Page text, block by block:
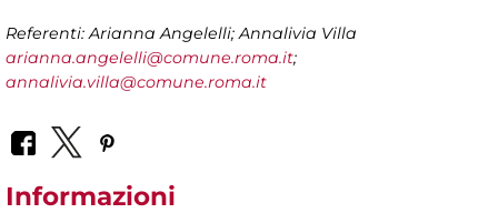
Referenti: Arianna Angelelli; Annalivia Villa
arianna.angelelli@comune.roma.it;
annalivia.villa@comune.roma.it
Informazioni